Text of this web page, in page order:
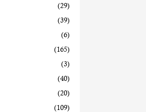
(29)
(39)
(6)
(165)
(3)
(40)
(20)
(109)